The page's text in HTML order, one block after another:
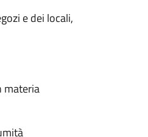
e dei locali,
materia